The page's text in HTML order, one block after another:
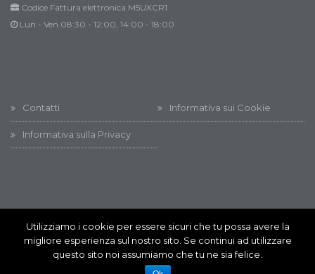
Codice Fattura elettronica M5UXCR1
Lun - Ven 08:30 - 12:00, 14:00 - 18:00
Contatti Informativa sui Cookie
Informativa sulla Privacy
Innovation @ All rights reserved
Innovation @ All rights reserved
Utilizziamo i cookie per essere sicuri che tu possa avere la
migliore esperienza sul nostro sito. Se continui ad utilizzare
questo sito noi assumiamo che tu ne sia felice.